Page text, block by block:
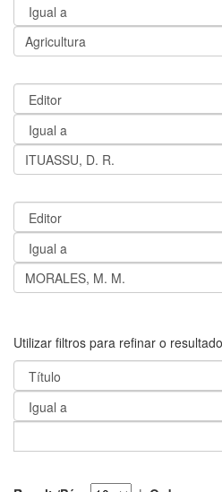
Utilizar filtros para refinar o